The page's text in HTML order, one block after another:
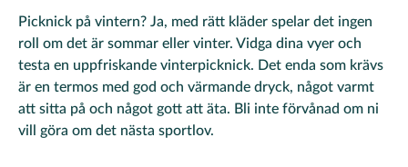
Picknick på vintern? Ja, med rätt kläder spelar det ingen
roll om det är sommar eller vinter. Vidga dina vyer och
testa en uppfriskande vinterpicknick. Det enda som krävs
är en termos med god och värmande dryck, något varmt
att sitta på och något gott att äta. Bli inte förvånad om ni
vill göra om det nästa sportlov.